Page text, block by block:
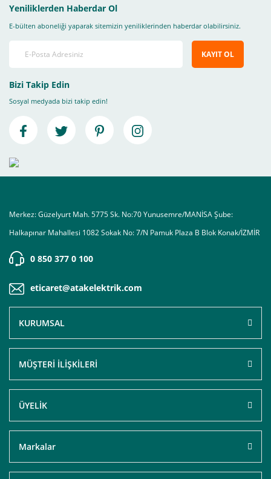
Yeniliklerden Haberdar Ol
E-bülten aboneliği yaparak sitemizin yeniliklerinden haberdar olabilirsiniz.
KAYIT OL
Bizi Takip Edin
Sosyal medyada bizi takip edin!
Merkez: Güzelyurt Mah. 5775 Sk. No:70 Yunusemre/MANİSA Şube:
Halkapınar Mahallesi 1082 Sokak No: 7/N Pamuk Plaza B Blok Konak/İZMİR
0 850 377 0 100
eticaret@atakelektrik.com
KURUMSAL
MÜŞTERİ İLİŞKİLERİ
ÜYELİK
Markalar